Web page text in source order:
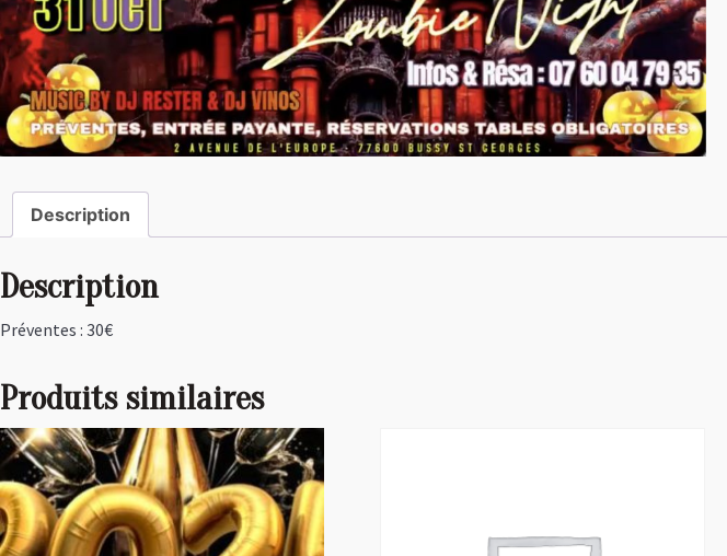
Description
Description
Préventes : 30€
Produits similaires